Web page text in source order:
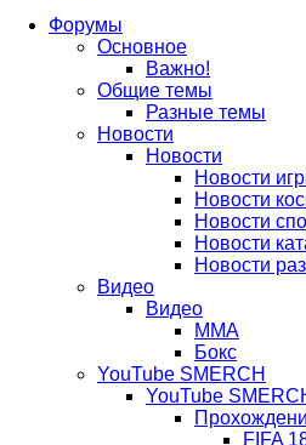
вкладке)
вкладке)
новой
вкладке)
в
новой
вкладке)
(Откроется
новой
вкладке)
Форумы
Основное
Важно!
Общие темы
Разные темы
Новости
Новости
Новости
Новости
Новости
Новости
Новости
Видео
Видео
ММА
Бокс
YouTube SMERCH
YouTube
FIFA